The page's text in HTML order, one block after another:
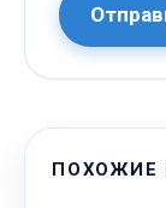
ПОХОЖИЕ